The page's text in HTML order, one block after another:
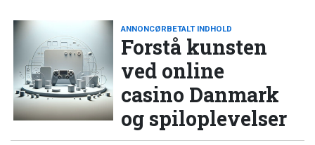
ANNONCØRBETALT INDHOLD
Forstå kunsten
ved online
casino Danmark
og spiloplevelser